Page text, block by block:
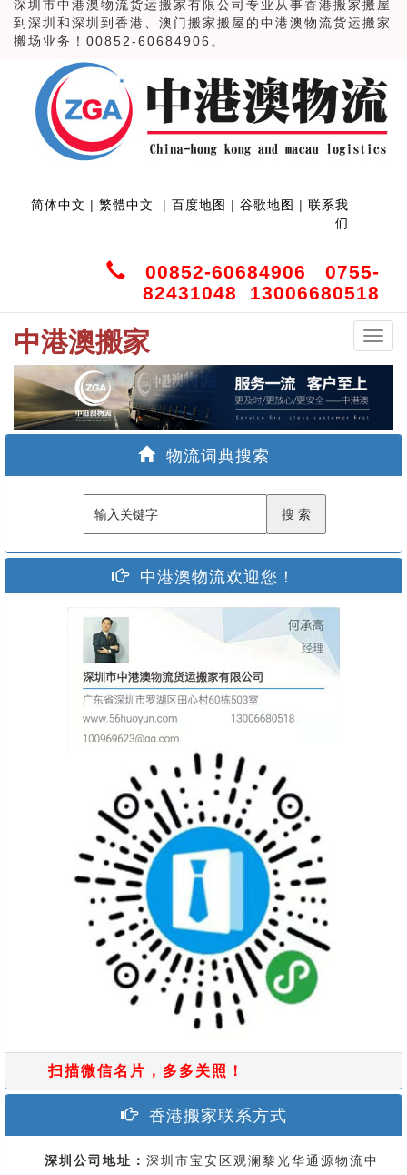
深圳市中港澳物流货运搬家有限公司专业从事香港搬家搬屋
到深圳和深圳到香港、澳门搬家搬屋的中港澳物流货运搬家
搬场业务！00852-60684906。
简体中文 | 繁體中文 | 百度地图 | 谷歌地图 | 联系我
们
00852-60684906 0755-
82431048 13006680518
中
港
中港澳搬家
物流词典搜索
中港澳物流欢迎您！
扫描微信名片，多多关照！
香港搬家联系方式
深圳公司地址： 深圳市宝安区观澜黎光华通源物流中